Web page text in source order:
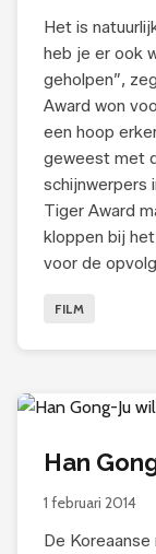
Het is
heb je er ook
geholpen”,
Award won
een hoop
geweest met
schijnwerpers
Tiger Award
kloppen bij
voor de
FILM
Han
1 februari 2014
De